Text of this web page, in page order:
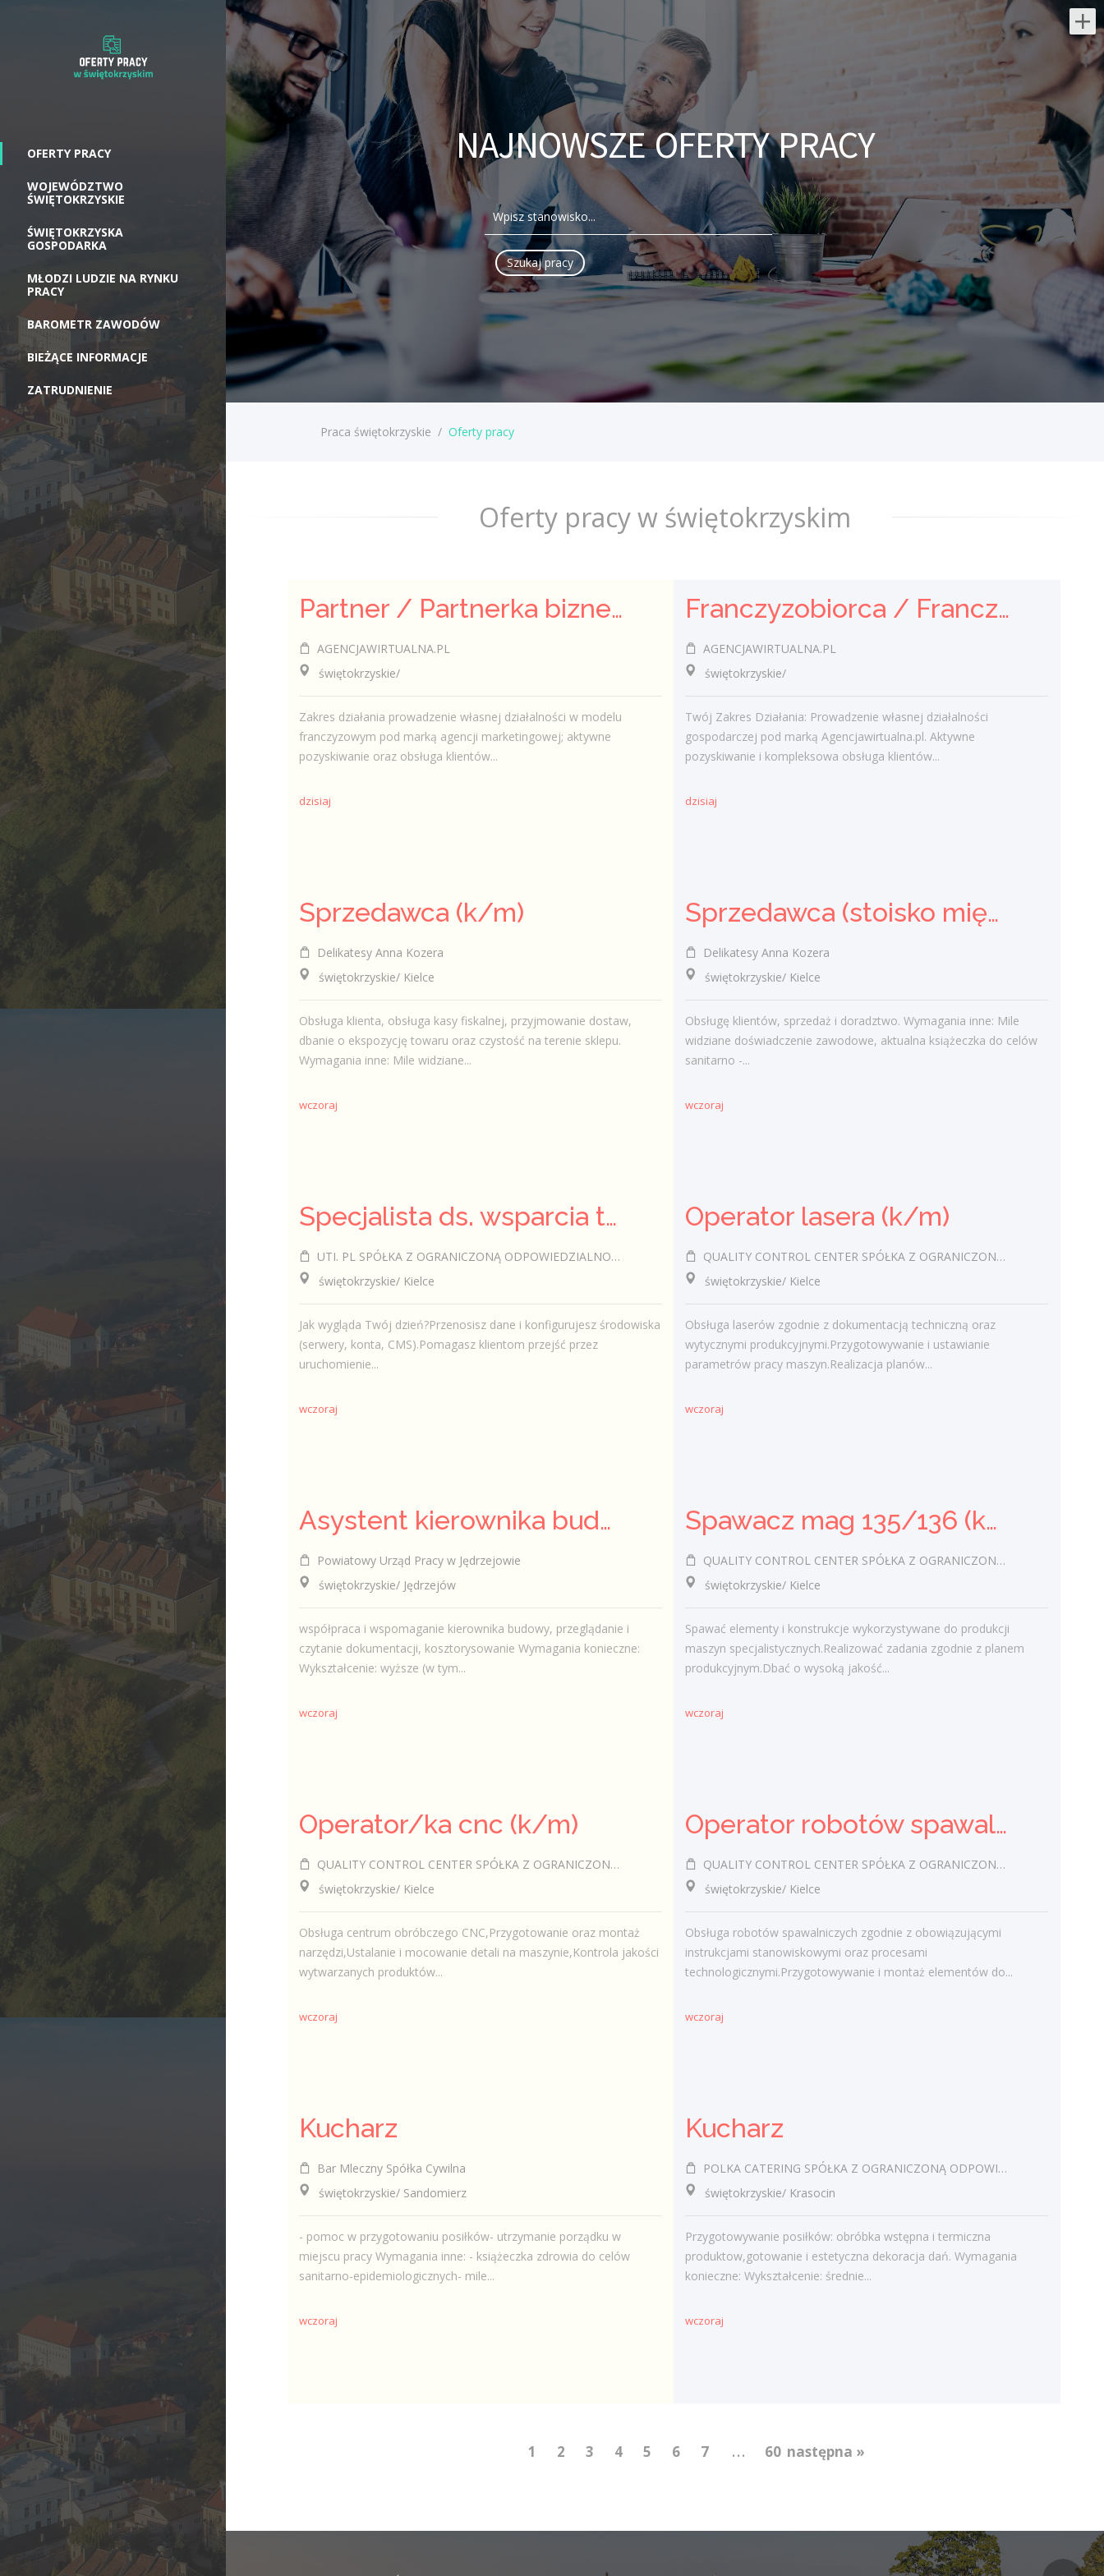
Najnowsze oferty pracy:
Partner / Partnerka
biznesowa – agencja
marketingu internetowego
(model franczyzowy)
AGENCJAWIRTUALNA.PL
świętokrzyskie/
Zakres działania prowadzenie własnej
działalności w modelu franczyzowym pod
marką agencji marketingowej; aktywne
pozyskiwanie oraz obsługa klientów...
dzisiaj
Franczyzobiorca /
Franczyzobiorczyni Agencji
Marketingowej
Obsługa klienta, obsługa kasy fiskalnej,
przyjmowanie dostaw, dbanie o
ekspozycję towaru oraz czystość na
wędliniarskie) (k/m)
Wymagania inne: Mile widziane
doświadczenie zawodowe, aktualna
ODPOWIEDZIALNOŚCIĄ
Jak wygląda Twój dzień?Przenosisz dane i
uruchomienie...
wczoraj
Jak zmienić pracę fizyczną na biurową?
3 stycznia 2021
rozwój – czy to ideał pracownika?
19 października 2020
admin - Obcokrajowcy w
świętokrzyskim
Gość- Obcokrajowcy w
województwie świętokrzyskim
Bieżące informacje
Struktura zatrudnienia
OFERTY PRACY
WOJEWÓDZTWO
ŚWIĘTOKRZYSKIE
ŚWIĘTOKRZYSKA
GOSPODARKA
MŁODZI LUDZIE NA RYNKU
PRACY
BAROMETR ZAWODÓW
BIEŻĄCE INFORMACJE
ZATRUDNIENIE
NAJNOWSZE OFERTY PRACY
Praca świętokrzyskie / Oferty pracy
Oferty pracy w świętokrzyskim
Partner / Partnerka biznesowa – agencja marketingu internetowego (model franczyzowy)
AGENCJAWIRTUALNA.PL
świętokrzyskie/
Zakres działania prowadzenie własnej działalności w modelu
franczyzowym pod marką agencji marketingowej; aktywne
pozyskiwanie oraz obsługa klientów...
dzisiaj
Franczyzobiorca / Franczyzobiorczyni Agencji Marketingowej
AGENCJAWIRTUALNA.PL
świętokrzyskie/
Twój Zakres Działania: Prowadzenie własnej działalności
gospodarczej pod marką Agencjawirtualna.pl. Aktywne
pozyskiwanie i kompleksowa obsługa klientów...
dzisiaj
Sprzedawca (k/m)
Delikatesy Anna Kozera
świętokrzyskie/ Kielce
Obsługa klienta, obsługa kasy fiskalnej, przyjmowanie dostaw,
dbanie o ekspozycję towaru oraz czystość na terenie sklepu.
Wymagania inne: Mile widziane...
wczoraj
Sprzedawca (stoisko mięsno- wędliniarskie) (k/m)
Delikatesy Anna Kozera
świętokrzyskie/ Kielce
Obsługę klientów, sprzedaż i doradztwo. Wymagania inne: Mile
widziane doświadczenie zawodowe, aktualna książeczka do celów
sanitarno -...
wczoraj
Specjalista ds. wsparcia technicznego (k/m/i)
UTI. PL SPÓŁKA Z OGRANICZONĄ ODPOWIEDZIALNOŚCIĄ
świętokrzyskie/ Kielce
Jak wygląda Twój dzień?Przenosisz dane i konfigurujesz środowiska
(serwery, konta, CMS).Pomagasz klientom przejść przez
uruchomienie...
wczoraj
Operator lasera (k/m)
QUALITY CONTROL CENTER SPÓŁKA Z OGRANICZONĄ ODPOWIEDZIALNOŚCIĄ
świętokrzyskie/ Kielce
Obsługa laserów zgodnie z dokumentacją techniczną oraz
wytycznymi produkcyjnymi.Przygotowywanie i ustawianie
parametrów pracy maszyn.Realizacja planów...
wczoraj
Asystent kierownika budowy
Powiatowy Urząd Pracy w Jędrzejowie
świętokrzyskie/ Jędrzejów
współpraca i wspomaganie kierownika budowy, przeglądanie i
czytanie dokumentacji, kosztorysowanie Wymagania konieczne:
Wykształcenie: wyższe (w tym...
wczoraj
Spawacz mag 135/136 (k/m)
QUALITY CONTROL CENTER SPÓŁKA Z OGRANICZONĄ ODPOWIEDZIALNOŚCIĄ
świętokrzyskie/ Kielce
Spawać elementy i konstrukcje wykorzystywane do produkcji
maszyn specjalistycznych.Realizować zadania zgodnie z planem
produkcyjnym.Dbać o wysoką jakość...
wczoraj
Operator/ka cnc (k/m)
QUALITY CONTROL CENTER SPÓŁKA Z OGRANICZONĄ ODPOWIEDZIALNOŚCIĄ
świętokrzyskie/ Kielce
Obsługa centrum obróbczego CNC,Przygotowanie oraz montaż
narzędzi,Ustalanie i mocowanie detali na maszynie,Kontrola jakości
wytwarzanych produktów...
wczoraj
Operator robotów spawalniczych (m/k)
QUALITY CONTROL CENTER SPÓŁKA Z OGRANICZONĄ ODPOWIEDZIALNOŚCIĄ
świętokrzyskie/ Kielce
Obsługa robotów spawalniczych zgodnie z obowiązującymi
instrukcjami stanowiskowymi oraz procesami
technologicznymi.Przygotowywanie i montaż elementów do...
wczoraj
Kucharz
Bar Mleczny Spółka Cywilna
świętokrzyskie/ Sandomierz
- pomoc w przygotowaniu posiłków- utrzymanie porządku w
miejscu pracy Wymagania inne: - książeczka zdrowia do celów
sanitarno-epidemiologicznych- mile...
wczoraj
Kucharz
POLKA CATERING SPÓŁKA Z OGRANICZONĄ ODPOWIEDZIALNOŚCIĄ
świętokrzyskie/ Krasocin
Przygotowywanie posiłków: obróbka wstępna i termiczna
produktow,gotowanie i estetyczna dekoracja dań. Wymagania
konieczne: Wykształcenie: średnie...
wczoraj
1 2 3 4 5 6 7 ... 60 następna »